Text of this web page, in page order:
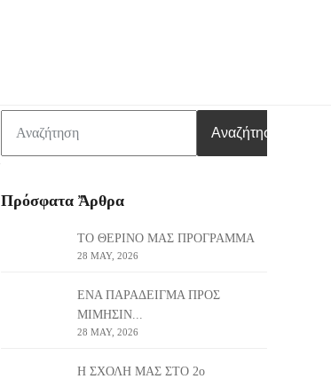
Αναζήτηση
Πρόσφατα Ἄρθρα
ΤΟ ΘΕΡΙΝΟ ΜΑΣ ΠΡΟΓΡΑΜΜΑ
28 MAY, 2026
ΕΝΑ ΠΑΡΑΔΕΙΓΜΑ ΠΡΟΣ
ΜΙΜΗΣΙΝ...
28 MAY, 2026
Η ΣΧΟΛΗ ΜΑΣ ΣΤΟ 2ο